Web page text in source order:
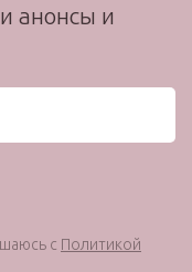
анонсы и
с Политикой